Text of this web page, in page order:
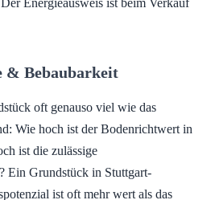
& Bebaubarkeit
oft genauso viel wie das
Wie hoch ist der Bodenrichtwert in
ist die zulässige
Ein Grundstück in Stuttgart-
ist oft mehr wert als das